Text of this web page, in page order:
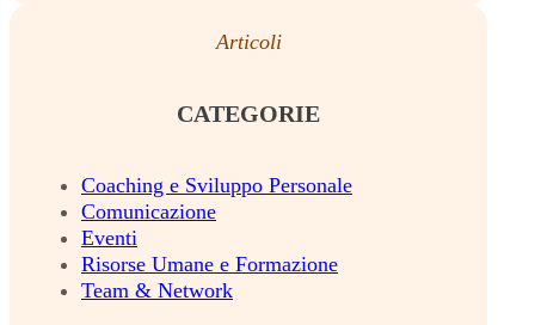
Articoli
CATEGORIE
Coaching e Sviluppo Personale
Comunicazione
Eventi
Risorse Umane e Formazione
Team & Network